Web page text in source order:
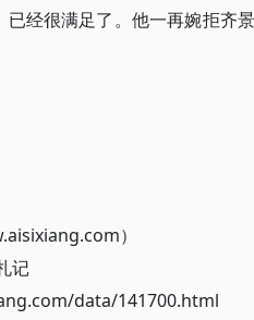
经很满足了。他一再婉拒齐
）
记
data/141700.html